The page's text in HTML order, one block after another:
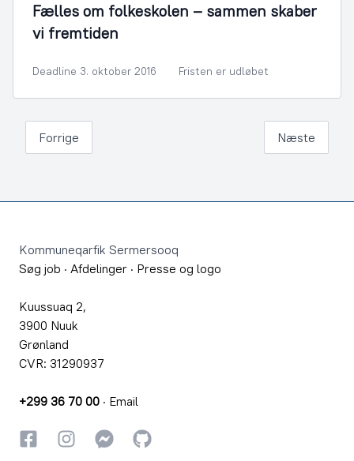
Fælles om folkeskolen – sammen skaber
vi fremtiden
Deadline 3. oktober 2016 Fristen er udløbet
Forrige Næste
Kommuneqarfik Sermersooq
Søg job · Afdelinger · Presse og logo
Kuussuaq 2,
3900 Nuuk
Grønland
CVR: 31290937
+299 36 70 00 · Email
FacebookInstagramInstagram
GitHub